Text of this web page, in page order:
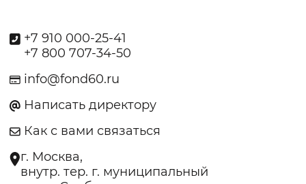
+7 910 000-25-41
+7 800 707-34-50
info@fond60.ru
Написать директору
Как с вами связаться
г. Москва,
внутр. тер. г. муниципальный